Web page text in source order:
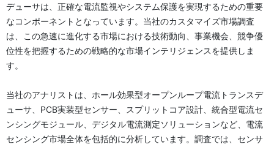
デューサは、正確な電流監視やシステム保護を実現するための重要
なコンポーネントとなっています。当社のカスタマイズ市場調査
は、この急速に進化する市場における技術動向、事業機会、競争優
位性を把握するための戦略的な市場インテリジェンスを提供しま
す。
当社のアナリストは、ホール効果型オープンループ電流トランスデ
ューサ、PCB実装型センサー、スプリットコア設計、統合型電流セ
ンシングモジュール、デジタル電流測定ソリューションなど、電流
センシング市場全体を包括的に分析しています。調査では、センサ